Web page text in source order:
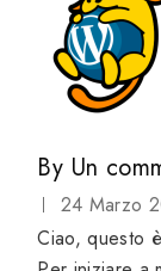
By Un
24 Marzo
Ciao, questo